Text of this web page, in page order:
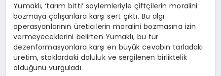
Yumaklı, ‘tarım bitti’ söylemleriyle çiftçilerin moralini
bozmaya çalışanlara karşı sert çıktı. Bu algı
operasyonlarının üreticilerin moralini bozmasına izin
vermeyeceklerini belirten Yumaklı, bu tür
dezenformasyonlara karşı en büyük cevabın tarladaki
üretim, stoklardaki doluluk ve sergilenen birliktelik
olduğunu vurguladı.